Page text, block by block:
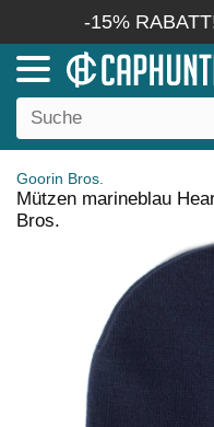
-15%
Goorin Bros.
Mützen marineblau
Bros.